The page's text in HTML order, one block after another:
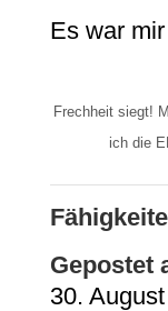
Es war
Frechheit siegt!
ich die
Gepostet
30.